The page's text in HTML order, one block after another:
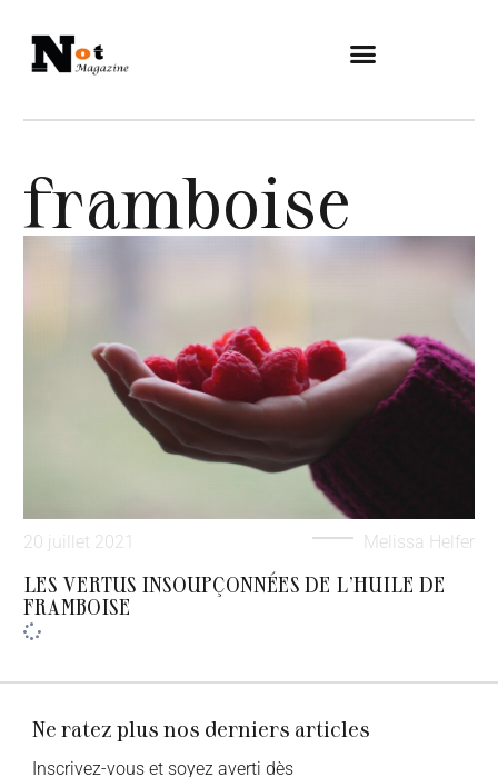
framboise
20 juillet 2021 Melissa Helfer
LES VERTUS INSOUPÇONNÉES DE L’HUILE DE
FRAMBOISE
Ne ratez plus nos derniers articles
Inscrivez-vous et soyez averti dès